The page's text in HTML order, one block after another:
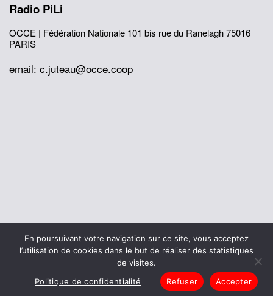
Radio PiLi
OCCE | Fédération Nationale 101 bis rue du Ranelagh75016
PARIS
email: c.juteau@occe.coop
© 2026 Office Central de la Coopération à l'École
Mentions légales
Politique de confidentialité
L’histoire de I’OCCE
En poursuivant votre navigation sur ce site, vous acceptez
l’utilisation de cookies dans le but de réaliser des statistiques
de visites.
Accepter
Refuser
Politique de confidentialité